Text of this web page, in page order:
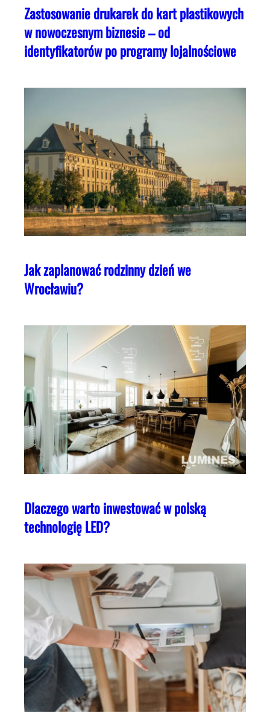
Zastosowanie drukarek do kart plastikowych
w nowoczesnym biznesie – od
identyfikatorów po programy lojalnościowe
Jak zaplanować rodzinny dzień we
Wrocławiu?
Dlaczego warto inwestować w polską
technologię LED?